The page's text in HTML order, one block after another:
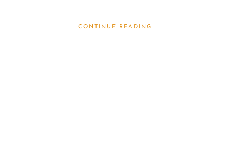
CONTINUE READING